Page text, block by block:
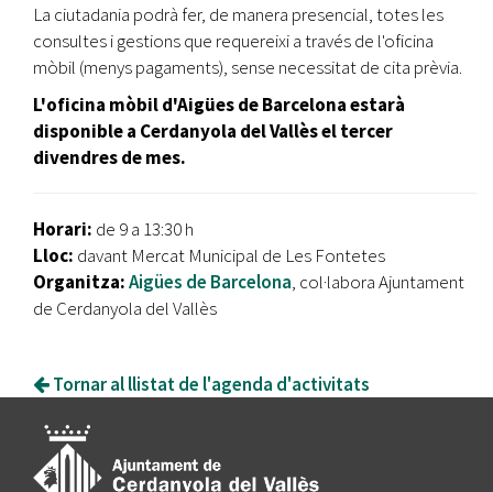
La ciutadania podrà fer, de manera presencial, totes les
consultes i gestions que requereixi a través de l'oficina
mòbil (menys pagaments), sense necessitat de cita prèvia.
L'oficina mòbil d'Aigües de Barcelona estarà
disponible a Cerdanyola del Vallès el tercer
divendres de mes.
Horari: de 9 a 13:30 h
Lloc: davant Mercat Municipal de Les Fontetes
Organitza:Aigües de Barcelona, col·labora Ajuntament
de Cerdanyola del Vallès
Tornar al llistat de l'agenda d'activitats